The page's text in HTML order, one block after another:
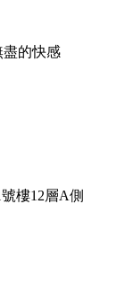
盡的快感
樓12層A側